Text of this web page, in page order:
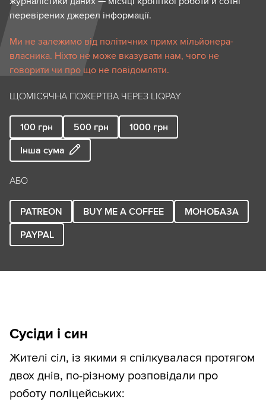
перевірених джерел інформації.
Ми не залежимо від політичних примх мільйонера-
власника. Ніхто не може вказувати нам, чого не
говорити чи про що не повідомляти.
ЩОМІСЯЧНА ПОЖЕРТВА ЧЕРЕЗ LIQPAY
100 грн 500 грн 1000 грн
Інша сума
АБО
PATREON BUY ME A COFFEE
МОНОБАЗА
PAYPAL
Сусіди і син
Жителі сіл, із якими я спілкувалася протягом
двох днів, по-різному розповідали про
роботу поліцейських: